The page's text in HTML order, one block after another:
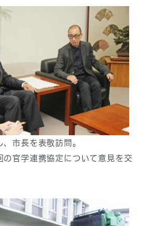
市長を表敬訪問。
の官学連携協定について意見を交